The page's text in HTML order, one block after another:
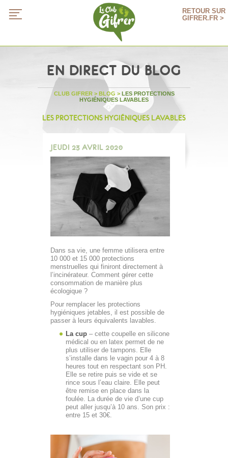
RETOUR SUR
GIFRER.FR >
EN DIRECT DU BLOG
CLUB GIFRER> BLOG > LES PROTECTIONS
HYGIÉNIQUES LAVABLES
LES PROTECTIONS HYGIÉNIQUES LAVABLES
JEUDI 23 AVRIL 2020
Dans sa vie, une femme utilisera entre
10 000 et 15 000 protections
menstruelles qui finiront directement à
l’incinérateur. Comment gérer cette
consommation de manière plus
écologique ?
Pour remplacer les protections
hygiéniques jetables, il est possible de
passer à leurs équivalents lavables.
La cup – cette coupelle en silicone
médical ou en latex permet de ne
plus utiliser de tampons. Elle
s’installe dans le vagin pour 4 à 8
heures tout en respectant son PH.
Elle se retire puis se vide et se
rince sous l’eau claire. Elle peut
être remise en place dans la
foulée. La durée de vie d’une cup
peut aller jusqu’à 10 ans. Son prix :
entre 15 et 30€.